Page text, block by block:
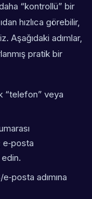
“kontrollü” bir
hızlıca görebilir,
Aşağıdaki adımlar,
pratik bir
“telefon” veya
e‑posta
edin.
adımına